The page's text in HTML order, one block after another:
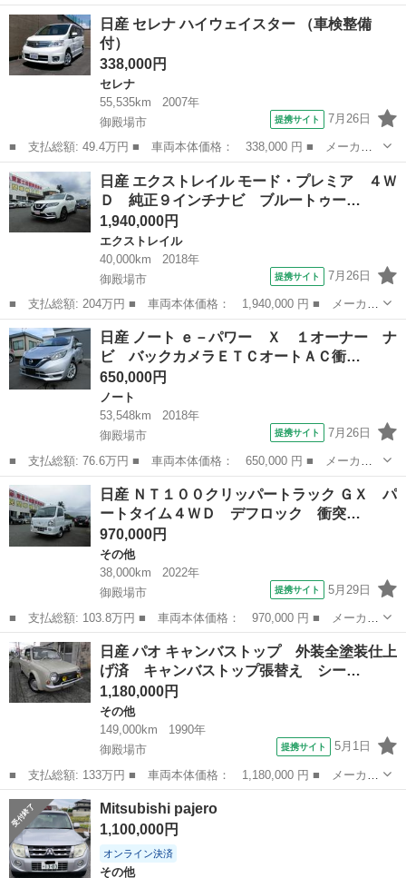
ー名： 日産 ■ 車種名： セレナ ■ グレード名： ハイウェイス
ター 純正ナビ ブルートゥース アラウンドビューモニター プロ
パイロッ...
静岡 御殿場市 セレナ
日産 セレナ ハイウェイスター （車検整備
付）
338,000円
セレナ
55,535km
2007年
御殿場市
提携サイト 7月26日
■ 支払総額: 49.4万円 ■ 車両本体価格： 338,000 円 ■ メーカー
名： 日産 ■ 車種名： セレナ ■ グレード名： ハイウェイスタ
ー ■ 排気量： 2000cc ■ ドア枚数： 5D ■ ミッション： C...
静岡 御殿場市 セレナ
日産 エクストレイル モード・プレミア ４Ｗ
Ｄ 純正９インチナビ ブルートゥー…
1,940,000円
エクストレイル
40,000km
2018年
御殿場市
提携サイト 7月26日
■ 支払総額: 204万円 ■ 車両本体価格： 1,940,000 円 ■ メーカー
名： 日産 ■ 車種名： エクストレイル ■ グレード名： モー
ド・プレミア ４ＷＤ 純正９インチナビ ブルートゥース バック
カメラ ブラ...
静岡 御殿場市 エクストレイル
日産 ノート ｅ－パワー Ｘ １オーナー ナ
ビ バックカメラＥＴＣオートＡＣ衝…
650,000円
ノート
53,548km
2018年
御殿場市
提携サイト 7月26日
■ 支払総額: 76.6万円 ■ 車両本体価格： 650,000 円 ■ メーカー
名： 日産 ■ 車種名： ノート ■ グレード名： ｅ－パワー
Ｘ １オーナー ナビ バックカメラＥＴＣオートＡＣ衝突防止レー
ンキープ車輛接...
静岡 御殿場市
日産 ＮＴ１００クリッパートラック ＧＸ パ
ートタイム４ＷＤ デフロック 衝突…
970,000円
その他
38,000km
2022年
御殿場市
提携サイト 5月29日
■ 支払総額: 103.8万円 ■ 車両本体価格： 970,000 円 ■ メーカー
名： 日産 ■ 車種名： ＮＴ１００クリッパートラック ■ グレー
ド名： ＧＸ パートタイム４ＷＤ デフロック 衝突被害軽減ブレ
ーキ エア...
静岡 御殿場市 その他
日産 パオ キャンバストップ 外装全塗装仕上
げ済 キャンバストップ張替え シー…
1,180,000円
その他
149,000km
1990年
御殿場市
提携サイト 5月1日
■ 支払総額: 133万円 ■ 車両本体価格： 1,180,000 円 ■ メーカー
名： 日産 ■ 車種名： パオ ■ グレード名： キャンバストッ
プ 外装全塗装仕上げ済 キャンバストップ張替え シートカバー取
付け ■ 排...
静岡 御殿場市
Mitsubishi pajero
1,100,000円
オンライン決済
その他